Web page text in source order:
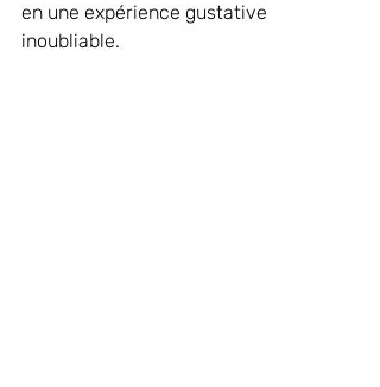
en une expérience gustative
inoubliable.